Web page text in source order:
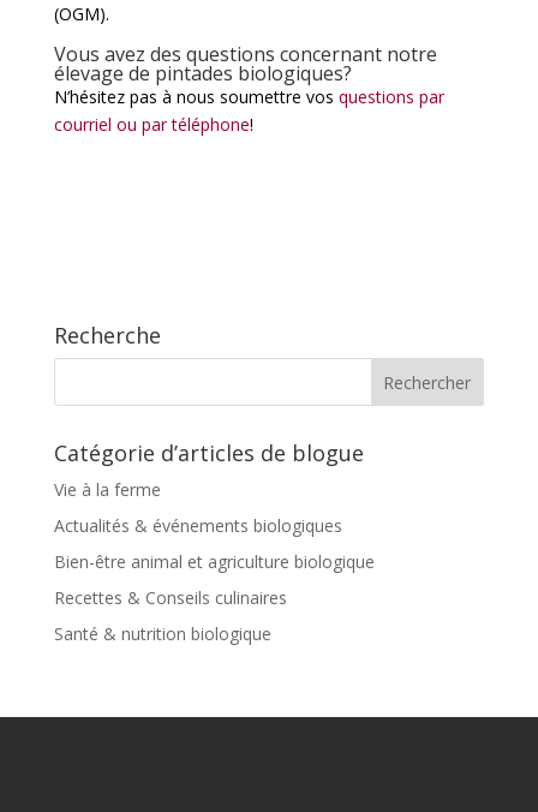
(OGM).
Vous avez des questions concernant notre
élevage de pintades biologiques?
N’hésitez pas à nous soumettre vos questions par
courriel ou par téléphone!
Recherche
Catégorie d’articles de blogue
Vie à la ferme
Actualités & événements biologiques
Bien-être animal et agriculture biologique
Recettes & Conseils culinaires
Santé & nutrition biologique